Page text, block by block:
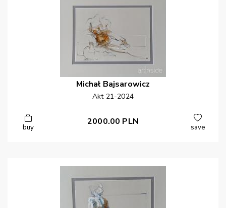
Michał Bajsarowicz
Akt 21-2024
buy
2000.00 PLN
save